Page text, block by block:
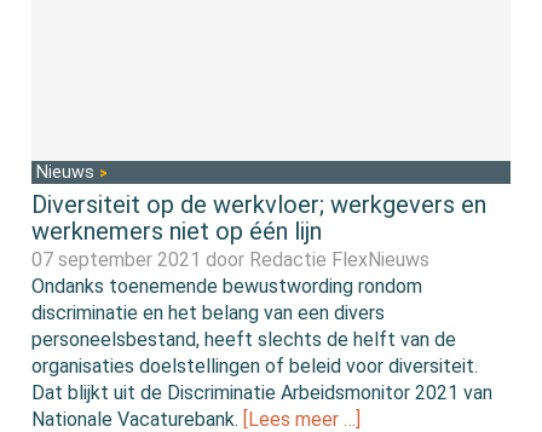
Nieuws
Diversiteit op de werkvloer; werkgevers en
werknemers niet op één lijn
07 september 2021 door Redactie FlexNieuws
Ondanks toenemende bewustwording rondom
discriminatie en het belang van een divers
personeelsbestand, heeft slechts de helft van de
organisaties doelstellingen of beleid voor diversiteit.
Dat blijkt uit de Discriminatie Arbeidsmonitor 2021 van
Nationale Vacaturebank. [Lees meer …]